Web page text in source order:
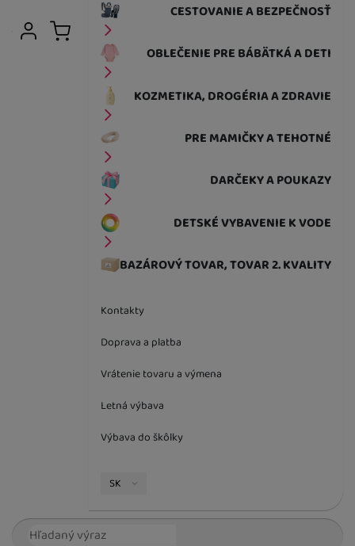
CESTOVANIE A BEZPEČNOSŤ
OBLEČENIE PRE BÁBÄTKÁ A DETI
KOZMETIKA, DROGÉRIA A ZDRAVIE
PRE MAMIČKY A TEHOTNÉ
DARČEKY A POUKAZY
DETSKÉ VYBAVENIE K VODE
BAZÁROVÝ TOVAR, TOVAR 2. KVALITY
Kontakty
Doprava a platba
Vrátenie tovaru a výmena
Letná výbava
Výbava do škôlky
Jazyková verzia
SK
Vyhľadávanie
Užívateľská sekcia
Prihlásiť sa
Košík